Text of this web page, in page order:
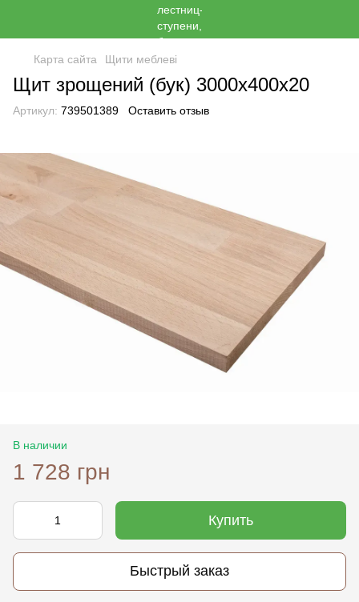
Карта сайта Щити меблеві
Щит зрощений (бук) 3000х400х20
Артикул: 739501389 Оставить отзыв
В наличии
1 728 грн
Купить
Быстрый заказ